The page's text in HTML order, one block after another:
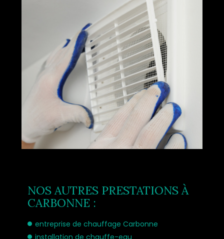
NOS AUTRES PRESTATIONS À
CARBONNE :
entreprise de chauffage Carbonne
installation de chauffe-eau